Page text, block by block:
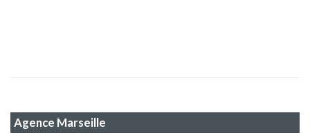
Agence Marseille